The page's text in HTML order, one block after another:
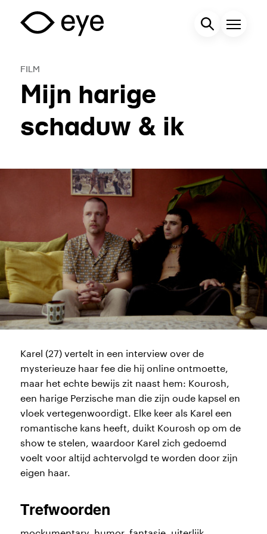
Overslaan
inhoud
gaan
ZoekveldMenu
Mijn harige
schaduw & ik
FILM
Karel (27) vertelt in een interview over de
mysterieuze haar fee die hij online ontmoette,
maar het echte bewijs zit naast hem: Kourosh,
een harige Perzische man die zijn oude kapsel en
vloek vertegenwoordigt. Elke keer als Karel een
romantische kans heeft, duikt Kourosh op om de
show te stelen, waardoor Karel zich gedoemd
voelt voor altijd achtervolgd te worden door zijn
eigen haar.
Trefwoorden